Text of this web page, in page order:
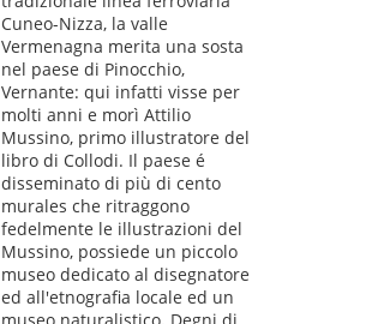
Cuneo-Nizza, la valle
Vermenagna merita una sosta
nel paese di Pinocchio,
Vernante: qui infatti visse per
molti anni e morì Attilio
Mussino, primo illustratore del
libro di Collodi. Il paese é
disseminato di più di cento
murales che ritraggono
fedelmente le illustrazioni del
Mussino, possiede un piccolo
museo dedicato al disegnatore
ed all'etnografia locale ed un